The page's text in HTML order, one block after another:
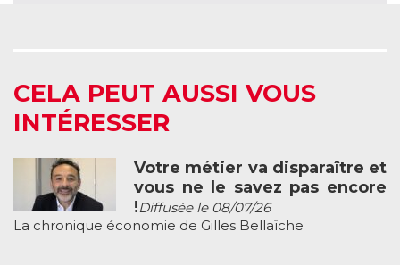
CELA PEUT AUSSI VOUS
INTÉRESSER
Votre métier va disparaître et
vous ne le savez pas encore
!Diffusée le 08/07/26
La chronique économie de Gilles Bellaïche